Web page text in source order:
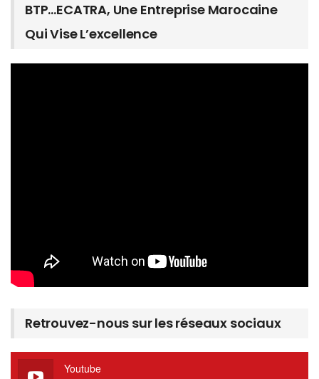
BTP…ECATRA, Une Entreprise Marocaine
Qui Vise L’excellence
Retrouvez-nous sur les réseaux sociaux
Youtube